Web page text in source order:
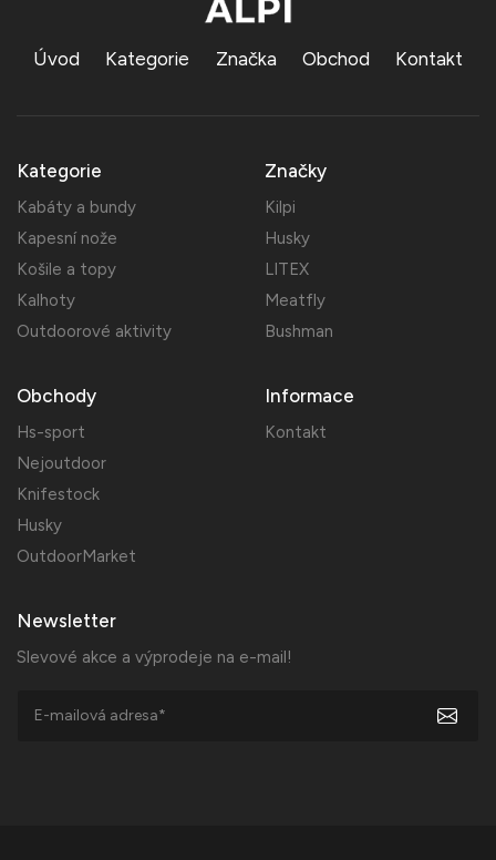
Úvod Kategorie Značka Obchod Kontakt
Kategorie
Kabáty a bundy
Kapesní nože
Košile a topy
Kalhoty
Outdoorové aktivity
Značky
Kilpi
Husky
LITEX
Meatfly
Bushman
Obchody
Hs-sport
Nejoutdoor
Knifestock
Husky
OutdoorMarket
Informace
Kontakt
Newsletter
Slevové akce a výprodeje na e-mail!